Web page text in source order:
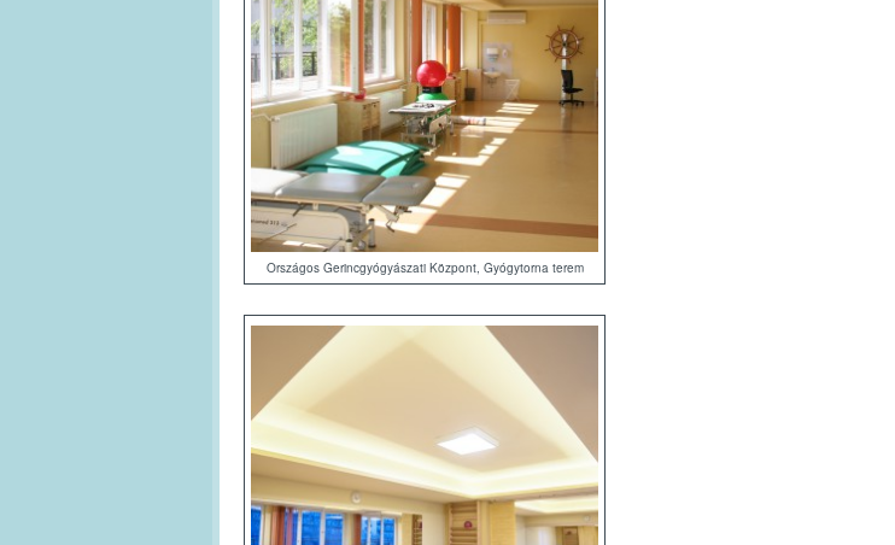
Országos Gerincgyógyászati Központ, Gyógytorna terem